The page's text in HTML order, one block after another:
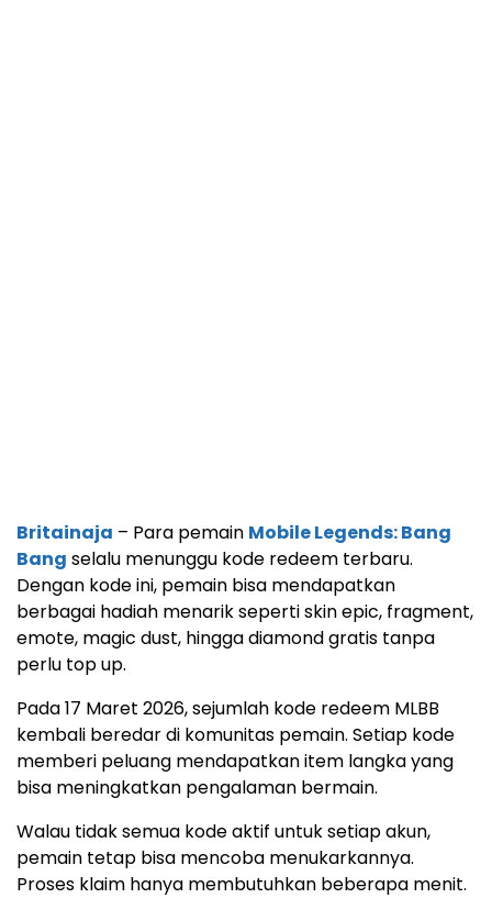
Britainaja – Para pemain Mobile Legends: Bang
Bang selalu menunggu kode redeem terbaru.
Dengan kode ini, pemain bisa mendapatkan
berbagai hadiah menarik seperti skin epic, fragment,
emote, magic dust, hingga diamond gratis tanpa
perlu top up.
Pada 17 Maret 2026, sejumlah kode redeem MLBB
kembali beredar di komunitas pemain. Setiap kode
memberi peluang mendapatkan item langka yang
bisa meningkatkan pengalaman bermain.
Walau tidak semua kode aktif untuk setiap akun,
pemain tetap bisa mencoba menukarkannya.
Proses klaim hanya membutuhkan beberapa menit.